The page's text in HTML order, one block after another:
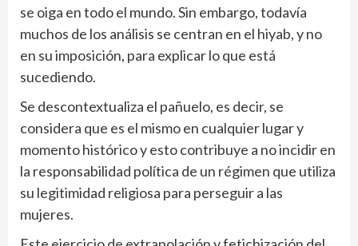
se oiga en todo el mundo. Sin embargo, todavía
muchos de los análisis se centran en el hiyab, y no
en su imposición, para explicar lo que está
sucediendo.
Se descontextualiza el pañuelo, es decir, se
considera que es el mismo en cualquier lugar y
momento histórico y esto contribuye a no incidir en
la responsabilidad política de un régimen que utiliza
su legitimidad religiosa para perseguir a las
mujeres.